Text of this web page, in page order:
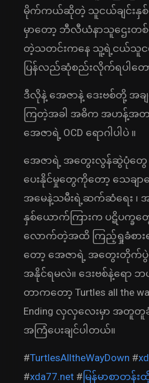
မိုက်ကယ်ဆိုတဲ့ သူငယ်ချင်းနှစ်
မှာတော့ ဘီလီယံနာသူဌေးတစ်
တဲ့သတင်းကနေ သူ့ရဲ့ငယ်သူငယ်ခ
ပြန်လည်ဆုံစည်းလိုက်ရပါတ
ဒီလိုနဲ့ အေဇာနဲ့ ဒေးဗစ်တို့ အချ
ကြတဲ့အခါ အဓိက အဟန့်အတ
အေဇာရဲ့ OCD ရောဂါပါပဲ ။
အေဇာရဲ့ အတွေးလွန်ဆွဲပုံတွေ
ပေးနိုင်မှုတွေကိုတော့ သေချာ
အမေနဲ့သမီးရဲ့ဆက်ဆံရေး ၊ အ
နှစ်ယောက်ကြားက ပဋိပက္
လောက်တဲ့အထိ ကြည့်ရှုခံစားရ
တော့ အေဇာရဲ့ အတွေးတို
အနိုင်ရမလဲ။ ဒေးဗစ်နဲ့ရော
တာကတော့ Turtles all the
Ending လှလှလေးမှာ အတူတူ
အကြံပေးချင်ပါတယ်။
#TurtlesAlltheWayDown #
#xda77.net # မြန်မာစာတန်း